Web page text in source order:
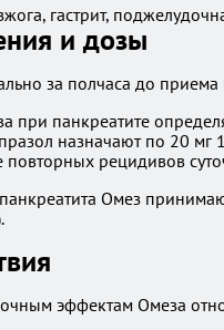
гастрит,
и дозы
за полчаса до
при панкреатите
назначают по 20
повторных рецидивов
Омез
эффектам Омеза